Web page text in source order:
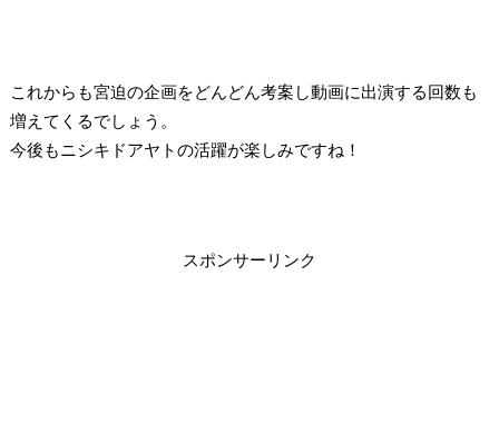
これからも宮迫の企画をどんどん考案し動画に出演する回数も
増えてくるでしょう。
今後もニシキドアヤトの活躍が楽しみですね！
スポンサーリンク